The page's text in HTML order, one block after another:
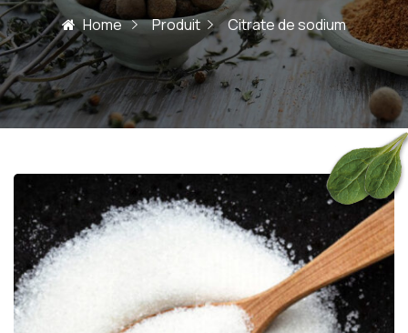
Home Produit Citrate de sodium